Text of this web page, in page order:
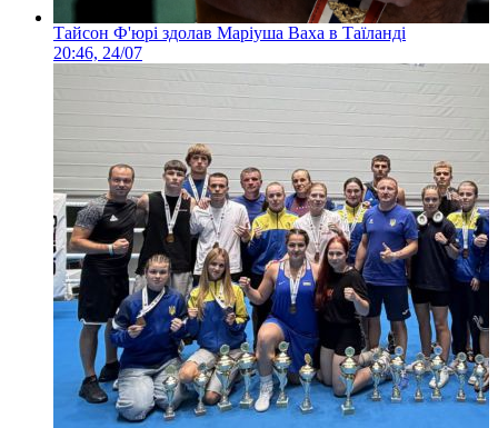
Тайсон Ф'юрі здолав Маріуша Ваха в Таїланді
20:46, 24/07